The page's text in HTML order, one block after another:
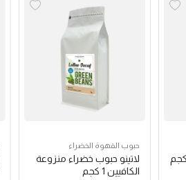
حبوب القهوة الخضراء
لاتينو حبوب خضراء منزوعة
الكافيين 1 كجم